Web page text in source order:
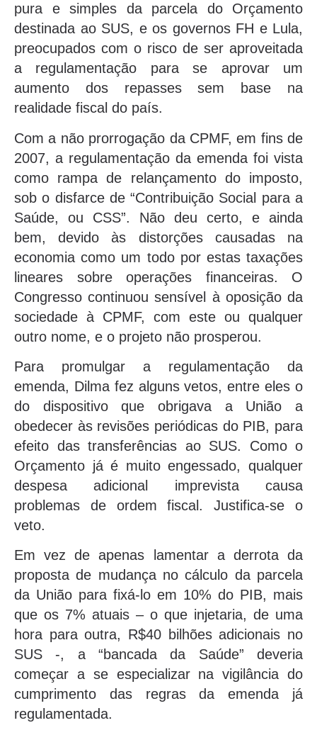
pura e simples da parcela do Orçamento
destinada ao SUS, e os governos FH e Lula,
preocupados com o risco de ser aproveitada
a regulamentação para se aprovar um
aumento dos repasses sem base na
realidade fiscal do país.
Com a não prorrogação da CPMF, em fins de
2007, a regulamentação da emenda foi vista
como rampa de relançamento do imposto,
sob o disfarce de “Contribuição Social para a
Saúde, ou CSS”. Não deu certo, e ainda
bem, devido às distorções causadas na
economia como um todo por estas taxações
lineares sobre operações financeiras. O
Congresso continuou sensível à oposição da
sociedade à CPMF, com este ou qualquer
outro nome, e o projeto não prosperou.
Para promulgar a regulamentação da
emenda, Dilma fez alguns vetos, entre eles o
do dispositivo que obrigava a União a
obedecer às revisões periódicas do PIB, para
efeito das transferências ao SUS. Como o
Orçamento já é muito engessado, qualquer
despesa adicional imprevista causa
problemas de ordem fiscal. Justifica-se o
veto.
Em vez de apenas lamentar a derrota da
proposta de mudança no cálculo da parcela
da União para fixá-lo em 10% do PIB, mais
que os 7% atuais – o que injetaria, de uma
hora para outra, R$40 bilhões adicionais no
SUS -, a “bancada da Saúde” deveria
começar a se especializar na vigilância do
cumprimento das regras da emenda já
regulamentada.